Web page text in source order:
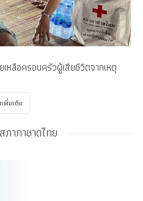
หลือครอบครัวผู้เสียชีวิตจากเหตุ
พิ่มเติม
ากาชาดไทย